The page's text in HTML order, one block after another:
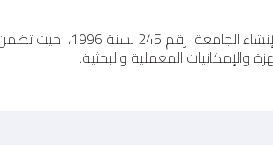
أنشئ مركز البحوث والتطوير
والإمكانيات المعملية والبحثية.